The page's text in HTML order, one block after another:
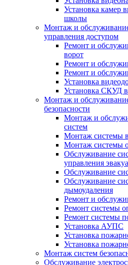
Установка камер
школы
Монтаж и
управления доступом
Ремонт и
ворот
Ремонт и
Ремонт и
Установка
Установка СКУД
Монтаж и
безопасности
Монтаж и
систем
Монтаж системы
Монтаж системы
Обслуживание
управления
Обслуживание
Обслуживание
дымоудаления
Ремонт и
Ремонт системы
Ремонт системы
Установка АУПС
Установка
Установка
Монтаж систем
Обслуживание